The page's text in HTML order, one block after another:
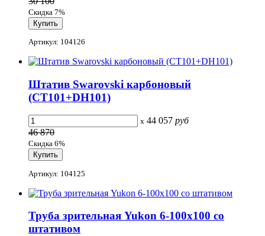
Скидка 7%
Артикул: 104126
Штатив Swarovski карбоновый
(CT101+DH101)
x 44 057 руб
46 870
Скидка 6%
Артикул: 104125
Труба зрительная Yukon 6-100x100 со
штативом